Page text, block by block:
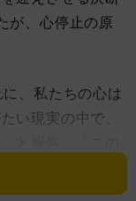
が、心停止の原
、私たちの心は
い現実の中で、
に祈ってくださ